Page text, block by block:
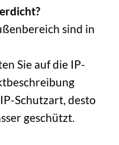
sind in
Sie auf die IP-
Schutzart, desto
geschützt.